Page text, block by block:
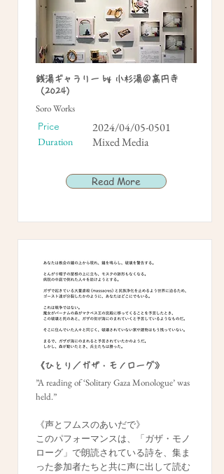
銭湯ギャラリー by 小杉湯＠高円寺
（2024）
Soro Works
Price 2024/04/05-0501
Duration Mixed Media
Read More
《ひとり／ガザ・モノローグ》
”A reading of ‘Solitary Gaza Monologue’ was
held.”
《声とフムスのあいだで》
このパフォーマンスは、「ガザ・モノ
ローグ」で朗読されている詩を、集ま
った参加者たちと共に声に出して読む